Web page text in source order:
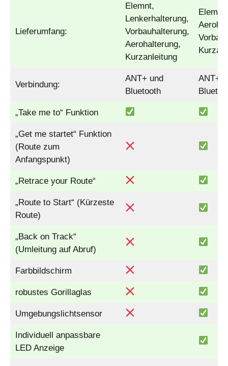
Lieferumfang:
Elemnt,
Lenkerhalterung,
Vorbauhalterung,
Aerohalterung,
Kurzanleitung
Elemnt
Verbindung:
ANT+ und
Bluetooth
ANT+
„Take me to“ Funktion
„Get me startet“ Funktion
(Route zum
Anfangspunkt)
„Retrace your Route“
„Route to Start“ (Kürzeste
Route)
„Back on Track“
(Umleitung auf Abruf)
Farbbildschirm
robustes Gorillaglas
Umgebungslichtsensor
Individuell anpassbare
LED Anzeige